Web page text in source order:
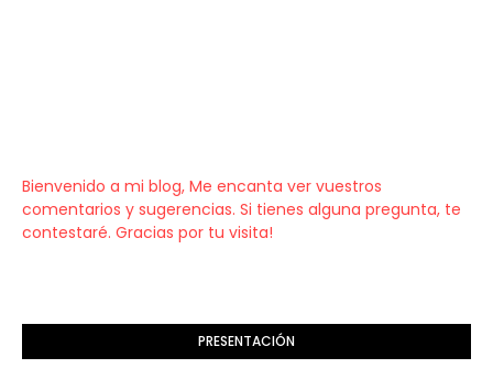
Bienvenido a mi blog, Me encanta ver vuestros
comentarios y sugerencias. Si tienes alguna pregunta, te
contestaré. Gracias por tu visita!
PRESENTACIÓN